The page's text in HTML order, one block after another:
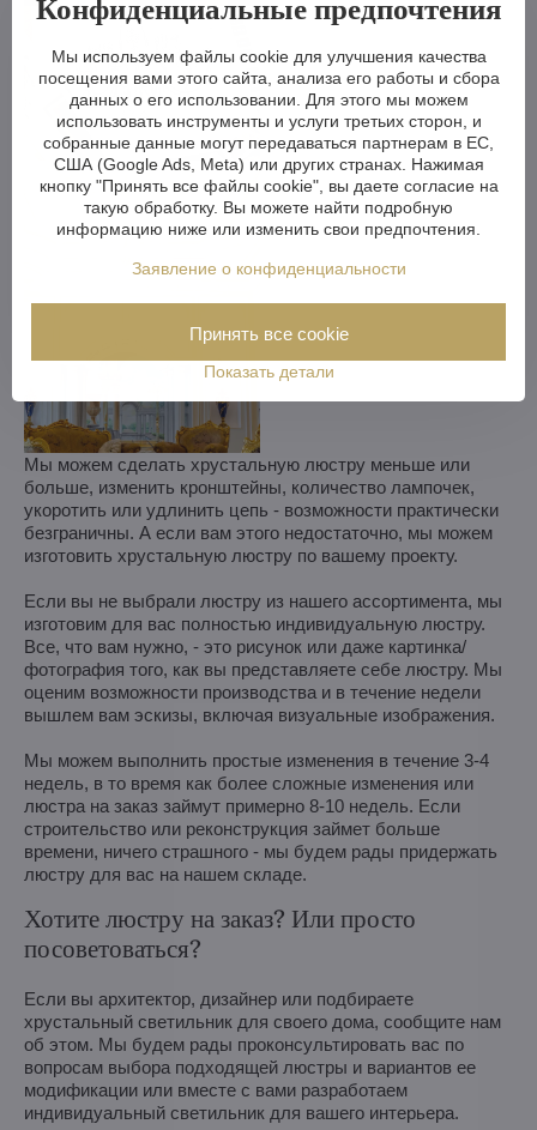
Мы можем сделать хрустальную люстру меньше или
больше, изменить кронштейны, количество лампочек,
укоротить или удлинить цепь - возможности практически
безграничны. А если вам этого недостаточно, мы можем
изготовить хрустальную люстру по вашему проекту.
Если вы не выбрали люстру из нашего ассортимента, мы
изготовим для вас полностью индивидуальную люстру.
Все, что вам нужно, - это рисунок или даже картинка/
фотография того, как вы представляете себе люстру. Мы
оценим возможности производства и в течение недели
вышлем вам эскизы, включая визуальные изображения.
Мы можем выполнить простые изменения в течение 3-4
недель, в то время как более сложные изменения или
люстра на заказ займут примерно 8-10 недель. Если
строительство или реконструкция займет больше
времени, ничего страшного - мы будем рады придержать
люстру для вас на нашем складе.
Хотите люстру на заказ? Или просто
посоветоваться?
Если вы архитектор, дизайнер или подбираете
хрустальный светильник для своего дома, сообщите нам
об этом. Мы будем рады проконсультировать вас по
вопросам выбора подходящей люстры и вариантов ее
модификации или вместе с вами разработаем
индивидуальный светильник для вашего интерьера.
Конфиденциальные предпочтения
Мы используем файлы cookie для улучшения качества
посещения вами этого сайта, анализа его работы и сбора
данных о его использовании. Для этого мы можем
использовать инструменты и услуги третьих сторон, и
собранные данные могут передаваться партнерам в ЕС,
США (Google Ads, Meta) или других странах. Нажимая
кнопку "Принять все файлы cookie", вы даете согласие на
такую обработку. Вы можете найти подробную
информацию ниже или изменить свои предпочтения.
Заявление о конфиденциальности
Показать детали
Принять все cookie